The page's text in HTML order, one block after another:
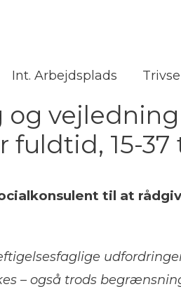
Int. Arbejdsplads Trivsel
og
fuldtid, 15-
til at
– også trods